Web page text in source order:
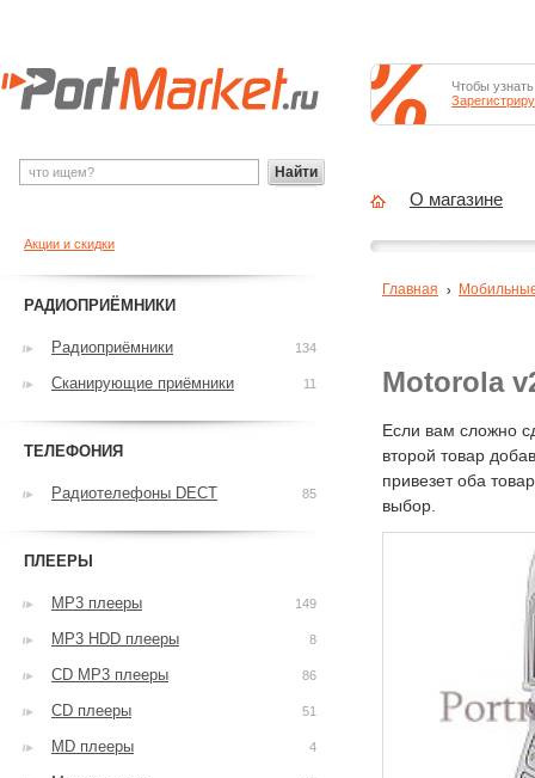
Motorola
Если вам сложно
второй товар
привезет оба
выбор.
Главная
Акции и скидки
РАДИОПРИЁМНИКИ
Радиоприёмники 134
Сканирующие приёмники 11
ТЕЛЕФОНИЯ
Радиотелефоны DECT 85
ПЛЕЕРЫ
MP3 плееры 149
MP3 HDD плееры 8
CD MP3 плееры 86
CD плееры 51
MD плееры 4
Найти
Чтобы
О магазине